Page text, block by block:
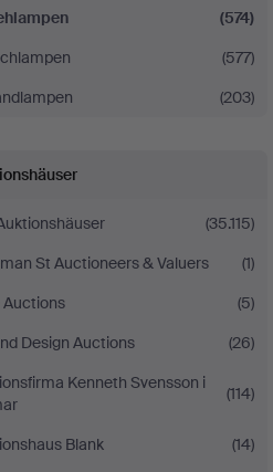
(574)
(577)
(203)
(35.115)
St Auctioneers & Valuers
(1)
Auctions
(5)
Design Auctions
(26)
Kenneth Svensson i
(114)
Blank
(14)